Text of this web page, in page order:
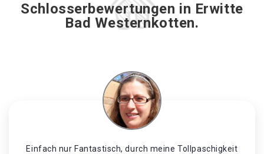
Schlosserbewertungen in Erwitte
Bad Westernkotten.
Einfach nur Fantastisch, durch meine Tollpaschigkeit